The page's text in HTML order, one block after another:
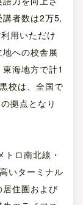
者数は2万5,
用いただけ
への校舎展
海地方で計1
校は、全国で
拠点となり
ロ南北線・
いターミナル
住圏および